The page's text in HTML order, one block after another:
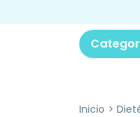
Inicio